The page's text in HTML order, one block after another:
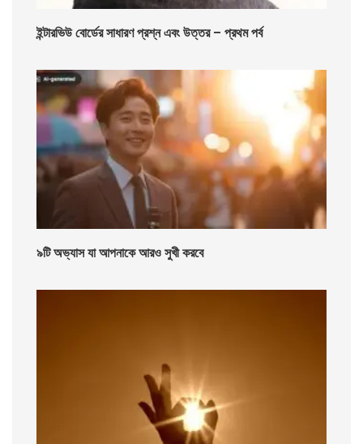
ইন্টারভিউ বোর্ডের সাধারণ প্রশ্ন এবং উত্তর – প্রথম পর্ব
৯টি অভ্যাস যা আপনাকে আরও সুখী করবে